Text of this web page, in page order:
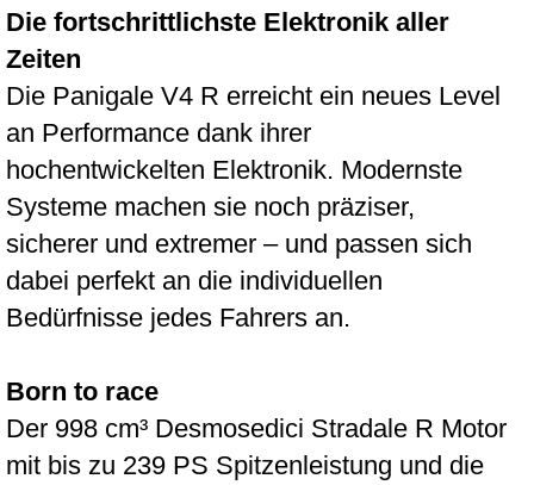
Die fortschrittlichste Elektronik aller
Zeiten
Die Panigale V4 R erreicht ein neues Level
an Performance dank ihrer
hochentwickelten Elektronik. Modernste
Systeme machen sie noch präziser,
sicherer und extremer – und passen sich
dabei perfekt an die individuellen
Bedürfnisse jedes Fahrers an.
Born to race
Der 998 cm³ Desmosedici Stradale R Motor
mit bis zu 239 PS Spitzenleistung und die